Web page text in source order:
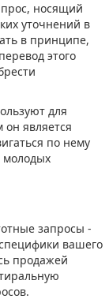
носящий
уточнений в
в принципе,
этого
для
является
по нему
молодых
запросы -
вашего
продажей